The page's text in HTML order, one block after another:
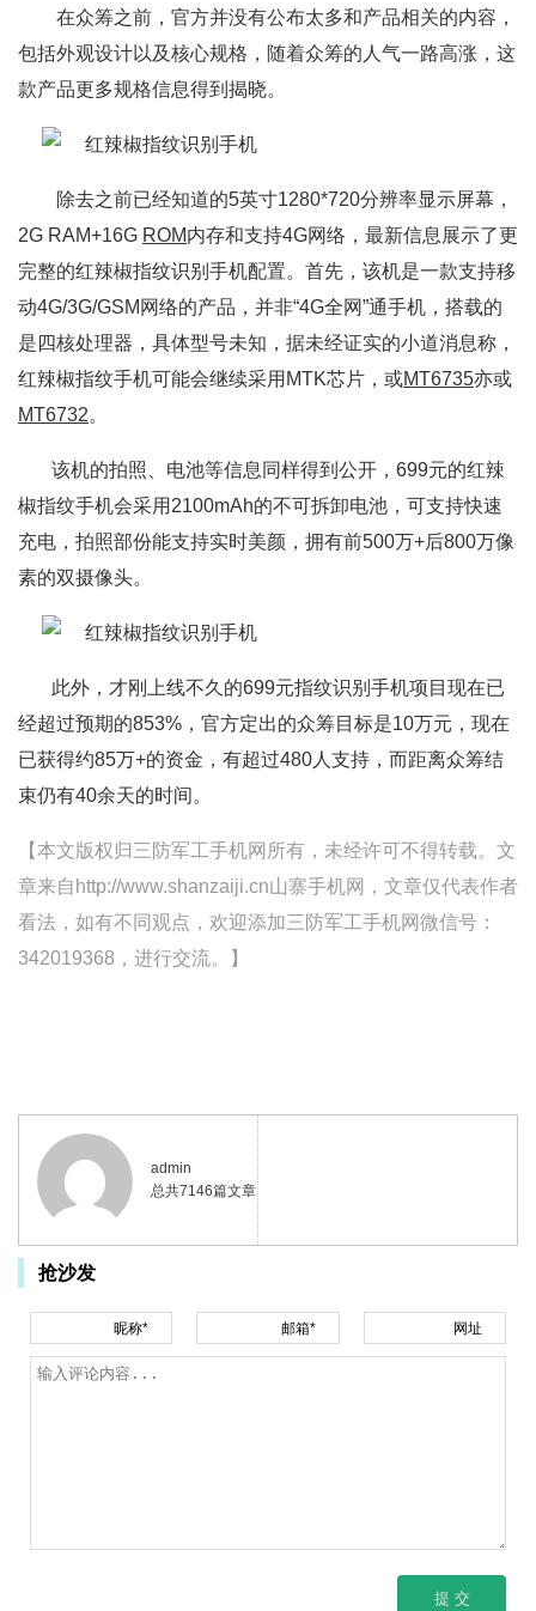
在众筹之前，官方并没有公布太多和产品相关的内容，
包括外观设计以及核心规格，随着众筹的人气一路高涨，这
款产品更多规格信息得到揭晓。
除去之前已经知道的5英寸1280*720分辨率显示屏幕，
2G RAM+16G ROM内存和支持4G网络，最新信息展示了更
完整的红辣椒指纹识别手机配置。首先，该机是一款支持移
动4G/3G/GSM网络的产品，并非“4G全网”通手机，搭载的
是四核处理器，具体型号未知，据未经证实的小道消息称，
红辣椒指纹手机可能会继续采用MTK芯片，或MT6735亦或
MT6732。
该机的拍照、电池等信息同样得到公开，699元的红辣
椒指纹手机会采用2100mAh的不可拆卸电池，可支持快速
充电，拍照部份能支持实时美颜，拥有前500万+后800万像
素的双摄像头。
此外，才刚上线不久的699元指纹识别手机项目现在已
经超过预期的853%，官方定出的众筹目标是10万元，现在
已获得约85万+的资金，有超过480人支持，而距离众筹结
束仍有40余天的时间。
【本文版权归三防军工手机网所有，未经许可不得转载。文
章来自http://www.shanzaiji.cn山寨手机网，文章仅代表作者
看法，如有不同观点，欢迎添加三防军工手机网微信号：
342019368，进行交流。】
admin
总共7146篇文章
抢沙发
昵称* 邮箱* 网址